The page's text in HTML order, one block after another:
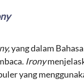
yang dalam
Irony
yang